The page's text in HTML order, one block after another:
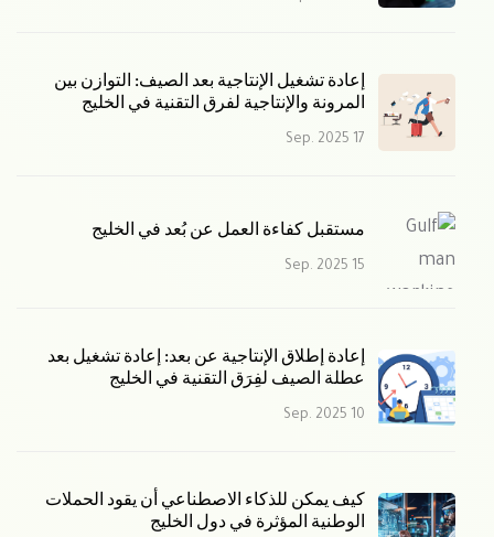
إعادة تشغيل الإنتاجية بعد الصيف: التوازن بين
المرونة والإنتاجية لفرق التقنية في الخليج
17 Sep. 2025
مستقبل كفاءة العمل عن بُعد في الخليج
15 Sep. 2025
إعادة إطلاق الإنتاجية عن بعد: إعادة تشغيل بعد
عطلة الصيف لفِرَق التقنية في الخليج
10 Sep. 2025
كيف يمكن للذكاء الاصطناعي أن يقود الحملات
الوطنية المؤثرة في دول الخليج